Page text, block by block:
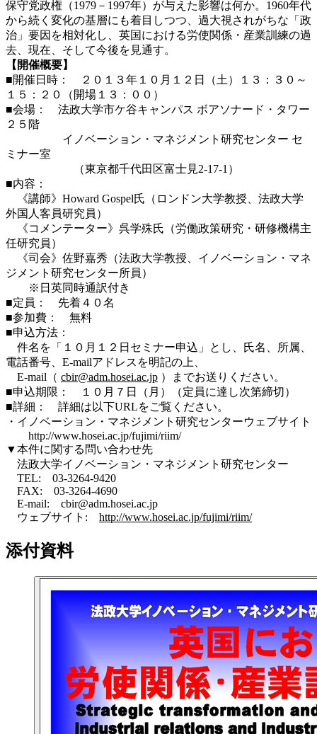
保守党政権（1979－1997年）が与えた影響は何か。1960年代
から続く変化の基層にも着目しつつ、過大視されがちな「政
治」要因を相対化し、英国における労使関係・産業訓練の過
去、現在、そして今後を見通す。
【開催概要】
■開催日時： ２０１３年１０月１２日（土）１３：３０～
１５：２０（開場１３：００）
■会場： 法政大学市ケ谷キャンパス ボアソナード・タワー
２５階
イノベーション・マネジメント研究センター セ
ミナー室
（東京都千代田区富士見2-17-1）
■内容：
《講師》Howard Gospel氏（ロンドン大学教授、法政大学
外国人客員研究員）
《コメンテーター》呉学殊氏（労働政策研究・研修機構主
任研究員）
《司会》佐野嘉秀（法政大学教授、イノベーション・マネ
ジメント研究センター所員）
※日英同時通訳付き
■定員： 先着４０名
■参加費： 無料
■申込方法：
件名を「１０月１２日セミナー申込」とし、氏名、所属、
電話番号、E-mailアドレスを明記の上、
E-mail（ cbir@adm.hosei.ac.jp ）までお送りください。
■申込期限： １０月７日（月）（定員に達し次第締切）
■詳細： 詳細は以下URLをご覧ください。
・イノベーション・マネジメント研究センターウェブサイト
http://www.hosei.ac.jp/fujimi/riim/
▼本件に関する問い合わせ先
法政大学イノベーション・マネジメント研究センター
TEL: 03-3264-9420
FAX: 03-3264-4690
E-mail: cbir@adm.hosei.ac.jp
ウェブサイト: http://www.hosei.ac.jp/fujimi/riim/
添付資料